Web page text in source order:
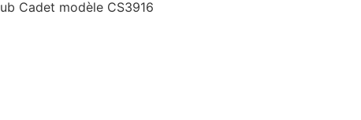
Cadet modèle CS3916